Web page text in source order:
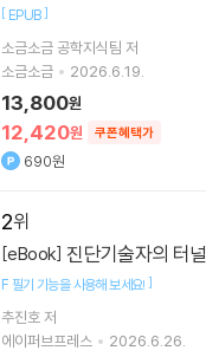
[ EPUB]
소금소금 공학지식팀 저
소금소금
2026.6.19.
12,420원 쿠폰혜택가
13,800원
690원
2
[eBook] 진단기술자의 터
F 필기 기능을 사용해 보세요!]
추진호저
에이퍼브프레스
2026.6.26.